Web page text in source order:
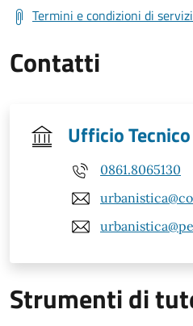
Termini e condizioni di
Contatti
Ufficio Tecnico
0861.8065130
Strumenti di